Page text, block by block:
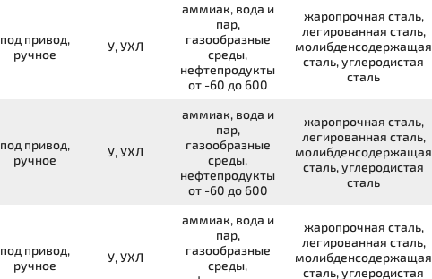
под привод,
ручное
У, УХЛ
аммиак, вода и
пар,
газообразные
среды,
нефтепродукты
от -60 до 600
жаропрочная сталь,
легированная сталь,
молибденсодержащая
сталь, углеродистая
сталь
под привод,
ручное
У, УХЛ
аммиак, вода и
пар,
газообразные
среды,
нефтепродукты
от -60 до 600
жаропрочная сталь,
легированная сталь,
молибденсодержащая
сталь, углеродистая
сталь
под привод,
ручное
У, УХЛ
аммиак, вода и
пар,
газообразные
среды,
жаропрочная сталь,
легированная сталь,
молибденсодержащая
сталь, углеродистая